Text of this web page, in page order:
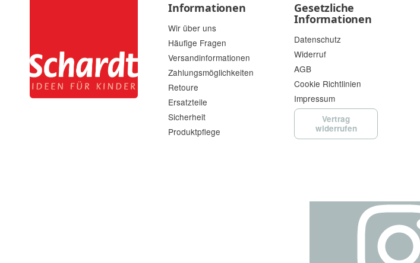
Informationen
Wir über uns
Häufige Fragen
Versandinformationen
Zahlungsmöglichkeiten
Retoure
Ersatzteile
Sicherheit
Produktpflege
Gesetzliche
Informationen
Datenschutz
Widerruf
AGB
Cookie Richtlinien
Impressum
Vertrag
widerrufen